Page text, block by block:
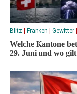
Blitz | Franken | Gewitter |
Welche Kantone
29. Juni und wo